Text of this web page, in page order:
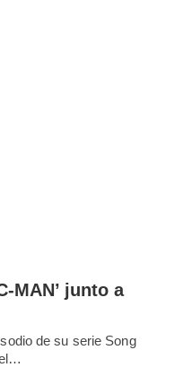
MAN’ junto a
de su serie Song